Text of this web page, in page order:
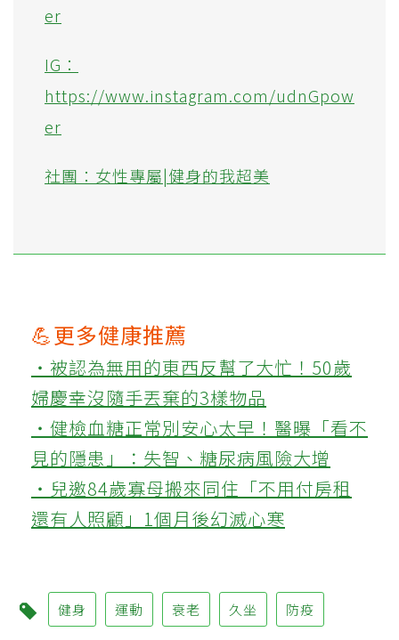
er
IG：
https://www.instagram.com/udnGpow
er
社團：女性專屬|健身的我超美
💪更多健康推薦
‧被認為無用的東西反幫了大忙！50歲
婦慶幸沒隨手丟棄的3樣物品
‧健檢血糖正常別安心太早！醫曝「看不
見的隱患」：失智、糖尿病風險大增
‧兒邀84歲寡母搬來同住「不用付房租
還有人照顧」1個月後幻滅心寒
健身 運動 衰老 久坐 防疫